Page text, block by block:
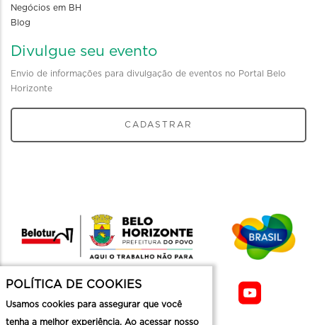
Negócios em BH
Blog
Divulgue seu evento
Envio de informações para divulgação de eventos no Portal Belo
Horizonte
CADASTRAR
POLÍTICA DE COOKIES
Usamos cookies para assegurar que você
tenha a melhor experiência. Ao acessar nosso